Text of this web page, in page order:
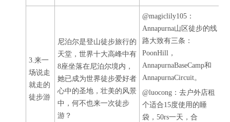
3.来一
场说走
就走的
徒步游
尼泊尔是登山徒步旅行的
天堂，世界十大高峰中有
8座坐落在尼泊尔境内，
她已成为世界徒步爱好者
心中的圣地，壮美的风景
中，何不也来一次徒步
游？
@magiclily105：
Annapurna山区徒步的线
路大致有三条：
PoonHill，
AnnapurnaBaseCamp和
AnnapurnaCircuit。
@luocong：去户外店租
个适合15度使用的睡
袋，50rs一天，合